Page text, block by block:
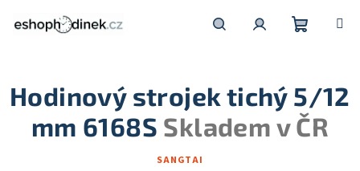
košík
Hodinový strojek tichý 5/12
mm 6168S Skladem v ČR
SANGTAI